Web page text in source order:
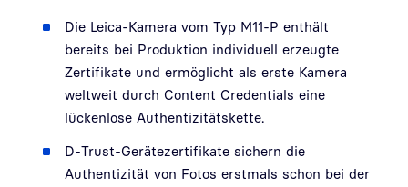
Die Leica-Kamera vom Typ M11-P enthält
bereits bei Produktion individuell erzeugte
Zertifikate und ermöglicht als erste Kamera
weltweit durch Content Credentials eine
lückenlose Authentizitätskette.
D-Trust-Gerätezertifikate sichern die
Authentizität von Fotos erstmals schon bei der